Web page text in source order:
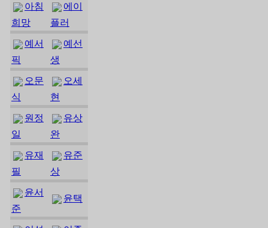
아침
희망
에이
플러
예서
픽
예선
생
오문
식
오세
현
원정
일
유상
완
유재
필
유준
상
윤서
준
윤택